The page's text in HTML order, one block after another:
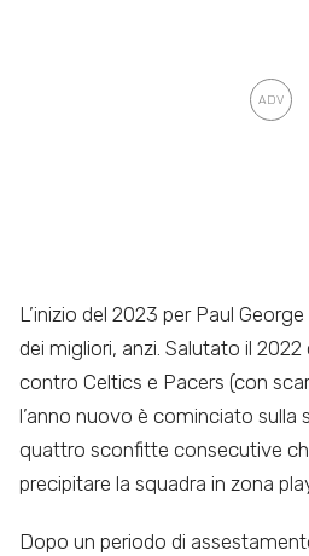
L’inizio del 2023 per Paul
dei migliori, anzi. Salutato il
contro Celtics e Pacers (con
l’anno nuovo è cominciato sulla
quattro sconfitte consecutive
precipitare la squadra in zona
Dopo un periodo di